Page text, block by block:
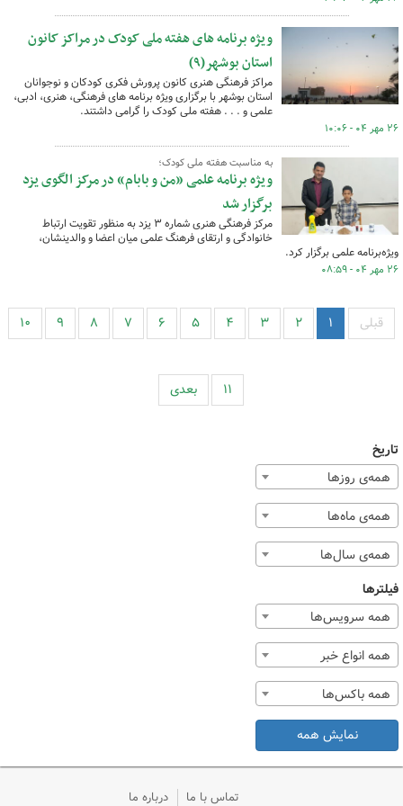
ویژه برنامه های هفته ملی کودک در مراکز کانون
استان بوشهر(۹)
مراکز فرهنگی هنری کانون پرورش فکری کودکان و نوجوانان
استان بوشهر با برگزاری ویژه برنامه های فرهنگی، هنری، ادبی،
علمی و . . . هفته ملی کودک را گرامی داشتند.
۲۶ مهر ۰۴ - ۱۰:۰۶
به مناسبت هفته ملی کودک؛
ویژه برنامه علمی «من و بابام» در مرکز الگوی یزد
برگزار شد
مرکز فرهنگی هنری شماره ۳ یزد به منظور تقویت ارتباط
خانوادگی و ارتقای فرهنگ علمی میان اعضا و والدینشان،
ویژه‌برنامه علمی برگزار کرد.
۲۶ مهر ۰۴ - ۰۸:۵۹
قبلی ۱ ۲ ۳ ۴ ۵ ۶ ۷ ۸ ۹ ۱۰
۱۱ بعدی
تاریخ
همه‌ی روزها
همه‌ی ماه‌ها
همه‌ی سال‌ها
فیلترها
همه سرویس‌ها
همه انواع خبر
همه باکس‌ها
نمایش همه
تماس با ما درباره ما